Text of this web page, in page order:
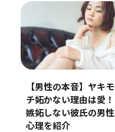
【男性の本音】ヤキモ
チ妬かない理由は愛！
嫉妬しない彼氏の男性
心理を紹介